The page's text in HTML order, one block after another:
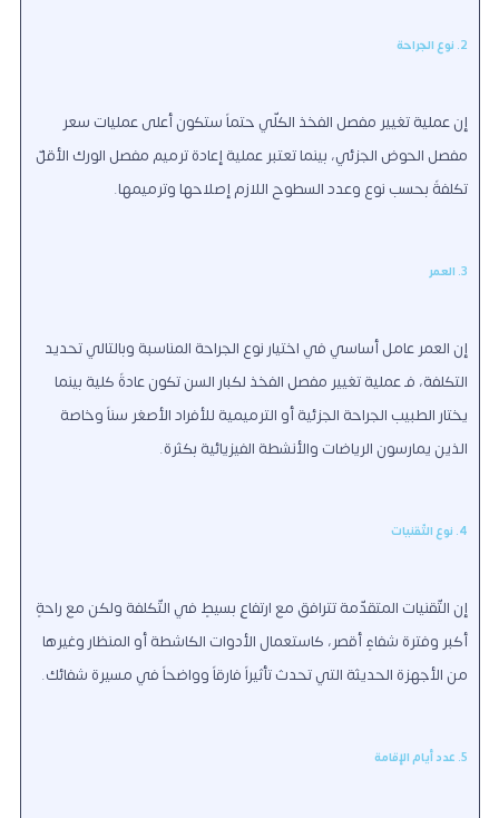
2. نوع الجراحة
إن عملية تغيير مفصل الفخذ الكلّي حتماً ستكون أعلى عمليات سعر
مفصل الحوض الجزئي، بينما تعتبر عملية إعادة ترميم مفصل الورك الأقلّ
تكلفةً بحسب نوع وعدد السطوح اللازم إصلاحها وترميمها.
3. العمر
إن العمر عامل أساسي في اختيار نوع الجراحة المناسبة وبالتالي تحديد
التكلفة، فـ عملية تغيير مفصل الفخذ لكبار السن تكون عادةً كلية بينما
يختار الطبيب الجراحة الجزئية أو الترميمية للأفراد الأصغر سناً وخاصة
الذين يمارسون الرياضات والأنشطة الفيزيائية بكثرة.
4. نوع التّقنيات
إن التّقنيات المتقدّمة تترافق مع ارتفاعٍ بسيطٍ في التّكلفة ولكن مع راحةٍ
أكبر وفترة شفاءٍ أقصر، كاستعمال الأدوات الكاشطة أو المنظار وغيرها
من الأجهزة الحديثة التي تحدث تأثيراً فارقاً وواضحاً في مسيرة شفائك.
5. عدد أيام الإقامة